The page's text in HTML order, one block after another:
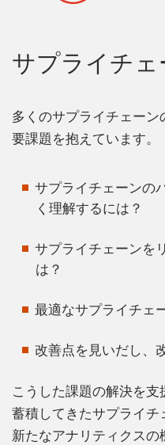
サプライチ
多くのサプライチェー
要課題を抱えています。
サプライチェーンの
く理解するには？
サプライチェーンを
は？
最適なサプライチェ
改善点を見いだし、
こうした課題の解決を
蓄積してきたサプライチ
新たなアナリティクス